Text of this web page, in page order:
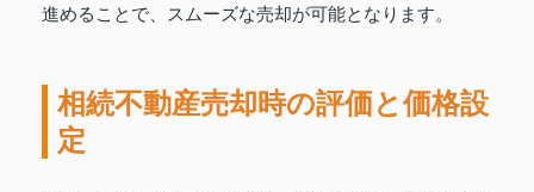
進めることで、スムーズな売却が可能となります。
相続不動産売却時の評価と価格設
定